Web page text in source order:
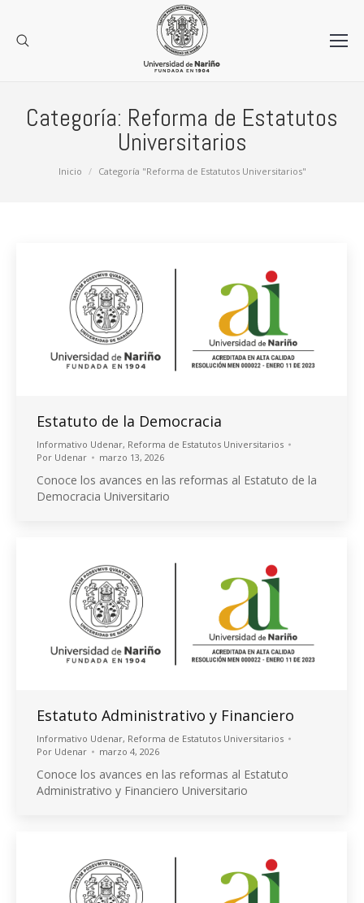
Categoría: Reforma de Estatutos
Universitarios
Estás aquí:
Inicio Categoría "Reforma de Estatutos Universitarios"
Estatuto de la Democracia
Informativo Udenar, Reforma de Estatutos Universitarios
Por Udenar marzo 13, 2026
Conoce los avances en las reformas al Estatuto de la
Democracia Universitario
Estatuto Administrativo y Financiero
Informativo Udenar, Reforma de Estatutos Universitarios
Por Udenar marzo 4, 2026
Conoce los avances en las reformas al Estatuto
Administrativo y Financiero Universitario